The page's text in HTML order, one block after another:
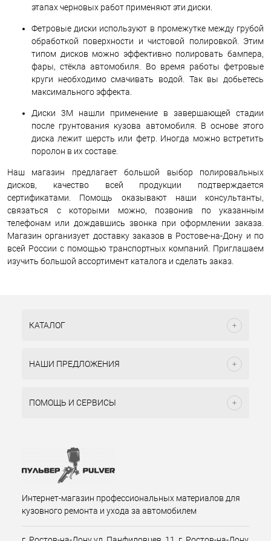
этапах черновых работ применяют эти диски.
Фетровые диски используют в промежутке между грубой
обработкой поверхности и чистовой полировкой. Этим
типом дисков можно эффективно полировать бампера,
фары, стёкла автомобиля. Во время работы фетровые
круги необходимо смачивать водой. Так вы добьетесь
максимального эффекта.
Диски 3М нашли применение в завершающей стадии
после грунтования кузова автомобиля. В основе этого
диска лежит шерсть или фетр. Иногда можно встретить
поролон в их составе.
Наш магазин предлагает большой выбор полировальных
дисков, качество всей продукции подтверждается
сертификатами. Помощь оказывают наши консультанты,
связаться с которыми можно, позвонив по указанным
телефонам или дождавшись звонка при оформлении заказа.
Магазин организует доставку заказов в Ростове-на-Дону и по
всей России с помощью транспортных компаний. Приглашаем
изучить большой ассортимент каталога и сделать заказ.
КАТАЛОГ
НАШИ ПРЕДЛОЖЕНИЯ
ПОМОЩЬ И СЕРВИСЫ
Интернет-магазин профессиональных материалов для
кузовного ремонта и ухода за автомобилем